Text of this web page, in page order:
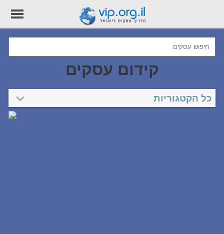
קידום עסקים
כל הקטגוריות